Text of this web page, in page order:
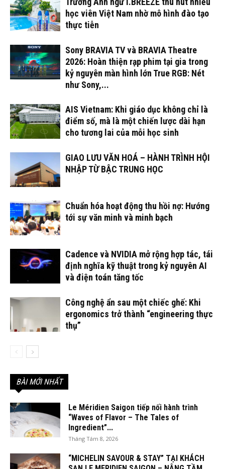
học viên Việt Nam nhờ mô hình đào tạo
thực tiễn
Sony BRAVIA TV và BRAVIA Theatre
2026: Hoàn thiện rạp phim tại gia trong
kỷ nguyên màn hình lớn True RGB: Nét
như Sony,...
AIS Vietnam: Khi giáo dục không chỉ là
điểm số, mà là một chiến lược dài hạn
cho tương lai của mỗi học sinh
GIAO LƯU VĂN HOÁ – HÀNH TRÌNH HỘI
NHẬP TỪ BẬC TRUNG HỌC
Chuẩn hóa hoạt động thu hồi nợ: Hướng
tới sự văn minh và minh bạch
Cadence và NVIDIA mở rộng hợp tác, tái
định nghĩa kỹ thuật trong kỷ nguyên AI
và điện toán tăng tốc
Công nghệ ẩn sau một chiếc ghế: Khi
ergonomics trở thành “engineering thực
thụ”
BÀI MỚI NHẤT
Le Méridien Saigon tiếp nối hành trình
“Waves of Flavor – The Tales of
Ingredient”...
Tháng Tám 8, 2026
“MICHELIN SAVOUR & STAY” TẠI KHÁCH